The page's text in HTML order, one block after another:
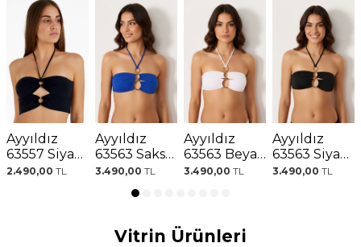
Ayyıldız
63557 Siyah
Straplez
2.490,00 TL
Ayyıldız
63563 Saks
Bikini Üstü
3.490,00 TL
Ayyıldız
63563 Beyaz
Bikini Üstü
3.490,00 TL
Ayyıldız
63563 Siyah
Bikini Üstü
3.490,00 TL
Vitrin Ürünleri